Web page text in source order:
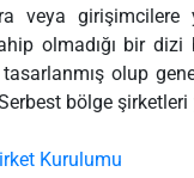
veya
olmadığı bir
olup
bölge
Kurulumu